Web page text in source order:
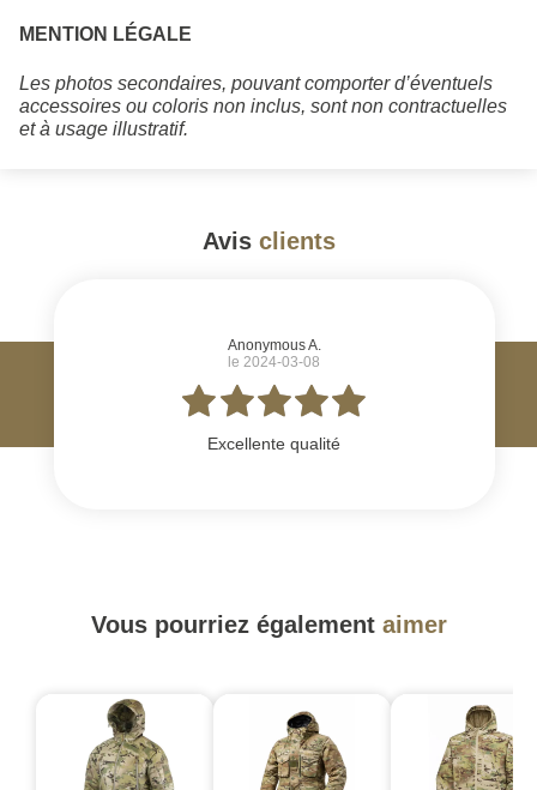
MENTION LÉGALE
Les photos secondaires, pouvant comporter d’éventuels
accessoires ou coloris non inclus, sont non contractuelles
et à usage illustratif.
Avis clients
Anonymous A.
le 2024-03-08
Excellente qualité
Vous pourriez également aimer